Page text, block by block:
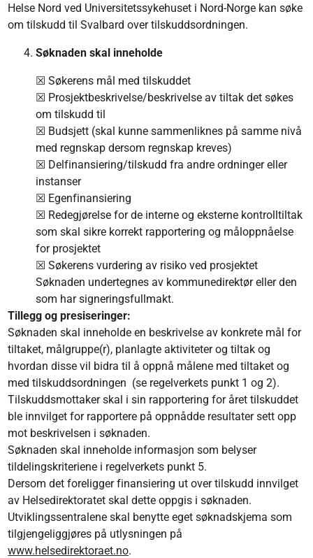
Helse Nord ved Universitetssykehuset i Nord-Norge kan søke
om tilskudd til Svalbard over tilskuddsordningen.
Søknaden skal inneholde
☒ Søkerens mål med tilskuddet
☒ Prosjektbeskrivelse/beskrivelse av tiltak det søkes
om tilskudd til
☒ Budsjett (skal kunne sammenliknes på samme nivå
med regnskap dersom regnskap kreves)
☒ Delfinansiering/tilskudd fra andre ordninger eller
instanser
☒ Egenfinansiering
☒ Redegjørelse for de interne og eksterne kontrolltiltak
som skal sikre korrekt rapportering og måloppnåelse
for prosjektet
☒ Søkerens vurdering av risiko ved prosjektet
Søknaden undertegnes av kommunedirektør eller den
som har signeringsfullmakt.
Tillegg og presiseringer:
Søknaden skal inneholde en beskrivelse av konkrete mål for
tiltaket, målgruppe(r), planlagte aktiviteter og tiltak og
hvordan disse vil bidra til å oppnå målene med tiltaket og
med tilskuddsordningen (se regelverkets punkt 1 og 2).
Tilskuddsmottaker skal i sin rapportering for året tilskuddet
ble innvilget for rapportere på oppnådde resultater sett opp
mot beskrivelsen i søknaden.
Søknaden skal inneholde informasjon som belyser
tildelingskriteriene i regelverkets punkt 5.
Dersom det foreligger finansiering ut over tilskudd innvilget
av Helsedirektoratet skal dette oppgis i søknaden.
Utviklingssentralene skal benytte eget søknadskjema som
tilgjengeliggjøres på utlysningen på
www.helsedirektoraet.no.